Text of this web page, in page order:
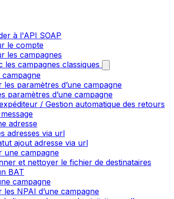
à l'API SOAP
le compte
les campagnes
les campagnes classiques
les paramètres d’une campagne
paramètres d’une campagne
/ Gestion automatique des retours
adresse
adresses via url
ajout adresse via url
une campagne
et nettoyer le fichier de destinataires
BAT
campagne
les NPAI d’une campagne